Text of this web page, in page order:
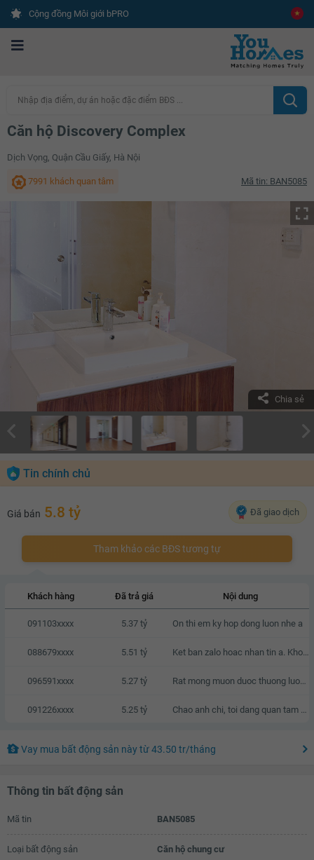
Cộng đồng Môi giới bPRO
Nhập địa điểm, dự án hoặc đặc điểm BĐS ...
Căn hộ Discovery Complex
Dịch Vọng, Quận Cầu Giấy, Hà Nội
7991 khách quan tâm Mã tin: BAN5085
Chia sẻ
Tin chính chủ
Giá bán 5.8 tỷ Đã giao dịch
Tham khảo các BĐS tương tự
Khách hàng Đã trả giá Nội dung
091103xxxx 5.37 tỷ On thi em ky hop dong luon nhe a
088679xxxx 5.51 tỷ Ket ban zalo hoac nhan tin a. Khong goi nhaa vi toi kha ban
096591xxxx 5.27 tỷ Rat mong muon duoc thuong luong
091226xxxx 5.25 tỷ
Vay mua bất động sản nàytừ43.50 tr/tháng
Thông tin bất động sản
Mã tin BAN5085
Loại bất động sản Căn hộ chung cư